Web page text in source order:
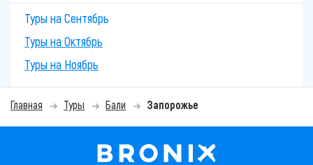
Туры на Сентябрь
Туры на Октябрь
Туры на Ноябрь
Главная Туры Бали Запорожье